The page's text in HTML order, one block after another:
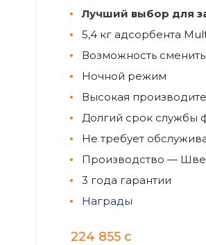
Лучший выбор для
5,4 кг адсорбента
Возможность
Ночной режим
Высокая
Долгий срок службы
Не требует
Производство —
3 года гарантии
Награды
224 855 c